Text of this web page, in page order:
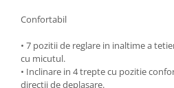
Confortabil
• 7 pozitii de reglare in inaltime a
cu micutul.
• Inclinare in 4 trepte cu pozitie
directii de deplasare.